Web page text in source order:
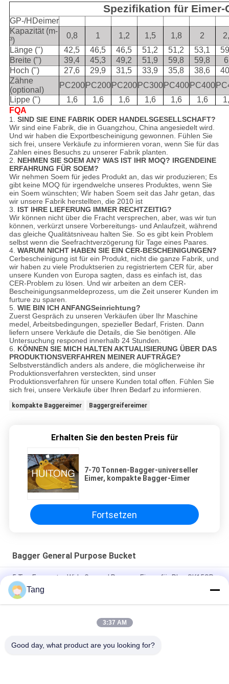
Spezifikation für Eimer-
GP-/HDeimer
Kapazität (m-
³)
0,8 1 1,2 1,5 1,8 2
Länge (")
42,5 46,5 46,5 51,2 51,2 53,1
Breite (")
39,4 45,3 49,2 51,9 59,8 59,8
Hoch (")
27,6 29,9 31,5 33,9 35,8 38,6
Zähne
(optional)
PC200PC200PC200PC300PC400PC400
Lippe (")
1,6 1,6 1,6 1,6 1,6 1,6
FQA
1. SIND SIE EINE FABRIK ODER HANDELSGESELLSCHAFT?
Wir sind eine Fabrik, die in Guangzhou, China angesiedelt wird.
Und wir haben die Exportbescheinigung gewonnen. Fühlen Sie
sich frei, unsere Verkäufe zu informieren voran, wenn Sie für das
Zahlen eines Besuchs zu unserer Fabrik planten.
2. NEHMEN SIE SOEM AN? WAS IST IHR MOQ? IRGENDEINE
ERFAHRUNG FÜR SOEM?
Wir nehmen Soem für jedes Produkt an, das wir produzieren; Es
gibt keine MOQ für irgendwelche unseres Produktes, wenn Sie
ein Soem wünschten; Wir haben Soem seit das Jahr getan, das
wir unsere Fabrik herstellten, die 2010 ist
3. IST IHRE LIEFERUNG IMMER RECHTZEITIG?
Wir können nicht über die Fracht versprechen, aber, was wir tun
können, verkürzt unsere Vorbereitungs- und Anlaufzeit, während
das gleiche Qualitätsniveau halten Sie. So es gibt kein Problem
selbst wenn die Seefrachtverzögerung für Tage eines Paares.
4. WARUM NICHT HABEN SIE EIN CER-BESCHEINIGUNGEN?
Cerbescheinigung ist für ein Produkt, nicht die ganze Fabrik, und
wir haben zu viele Produktserien zu registriertem CER für, aber
unsere Kunden von Europa sagten, dass es einfach ist, das
CER-Problem zu lösen. Und wir arbeiten an dem CER-
Bescheinigungsanmeldeprozess, um die Zeit unserer Kunden im
furture zu sparen.
5. WIE BIN ICH ANFANGSeinrichtung?
Zuerst Gespräch zu unseren Verkäufen über Ihr Maschine
medel, Arbeitsbedingungen, spezieller Bedarf, Fristen. Dann
liefern unsere Verkäufe die Details, die Sie benötigen. Alle
Untersuchung responed innerhalb 24 Stunden.
6. KÖNNEN SIE MICH HALTEN AKTUALISIERUNG ÜBER DAS
PRODUKTIONSVERFAHREN MEINER AUFTRÄGE?
Selbstverständlich anders als andere, die möglicherweise ihr
Produktionsverfahren versteckten, sind unser
Produktionsverfahren für unsere Kunden total offen. Fühlen Sie
sich frei, unsere Verkäufe über Ihren Bedarf zu informieren.
kompakte Baggereimer Baggergreifereimer
Erhalten Sie den besten Preis für
7-70 Tonnen-Bagger-universeller
Eimer, kompakte Bagger-Eimer
Fortsetzen
Bagger General Purpose Bucket
5 Ton Excavator Wide General Purpose Eimer für Plus SK15SR
EC950E CX500D DX65-9C
Bagger Earth Moving Bucket 4 Zoll-1 für Hyundai R50 - R300
Kundengebundener universeller Eimer NM400 für 120 Ton
Tang
3:37 AM
Good day, what product are you looking for?